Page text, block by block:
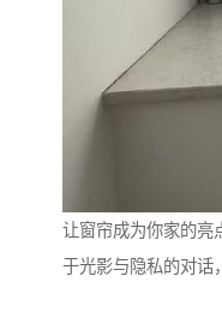
让窗帘成为你家的亮
于光影与隐私的对话